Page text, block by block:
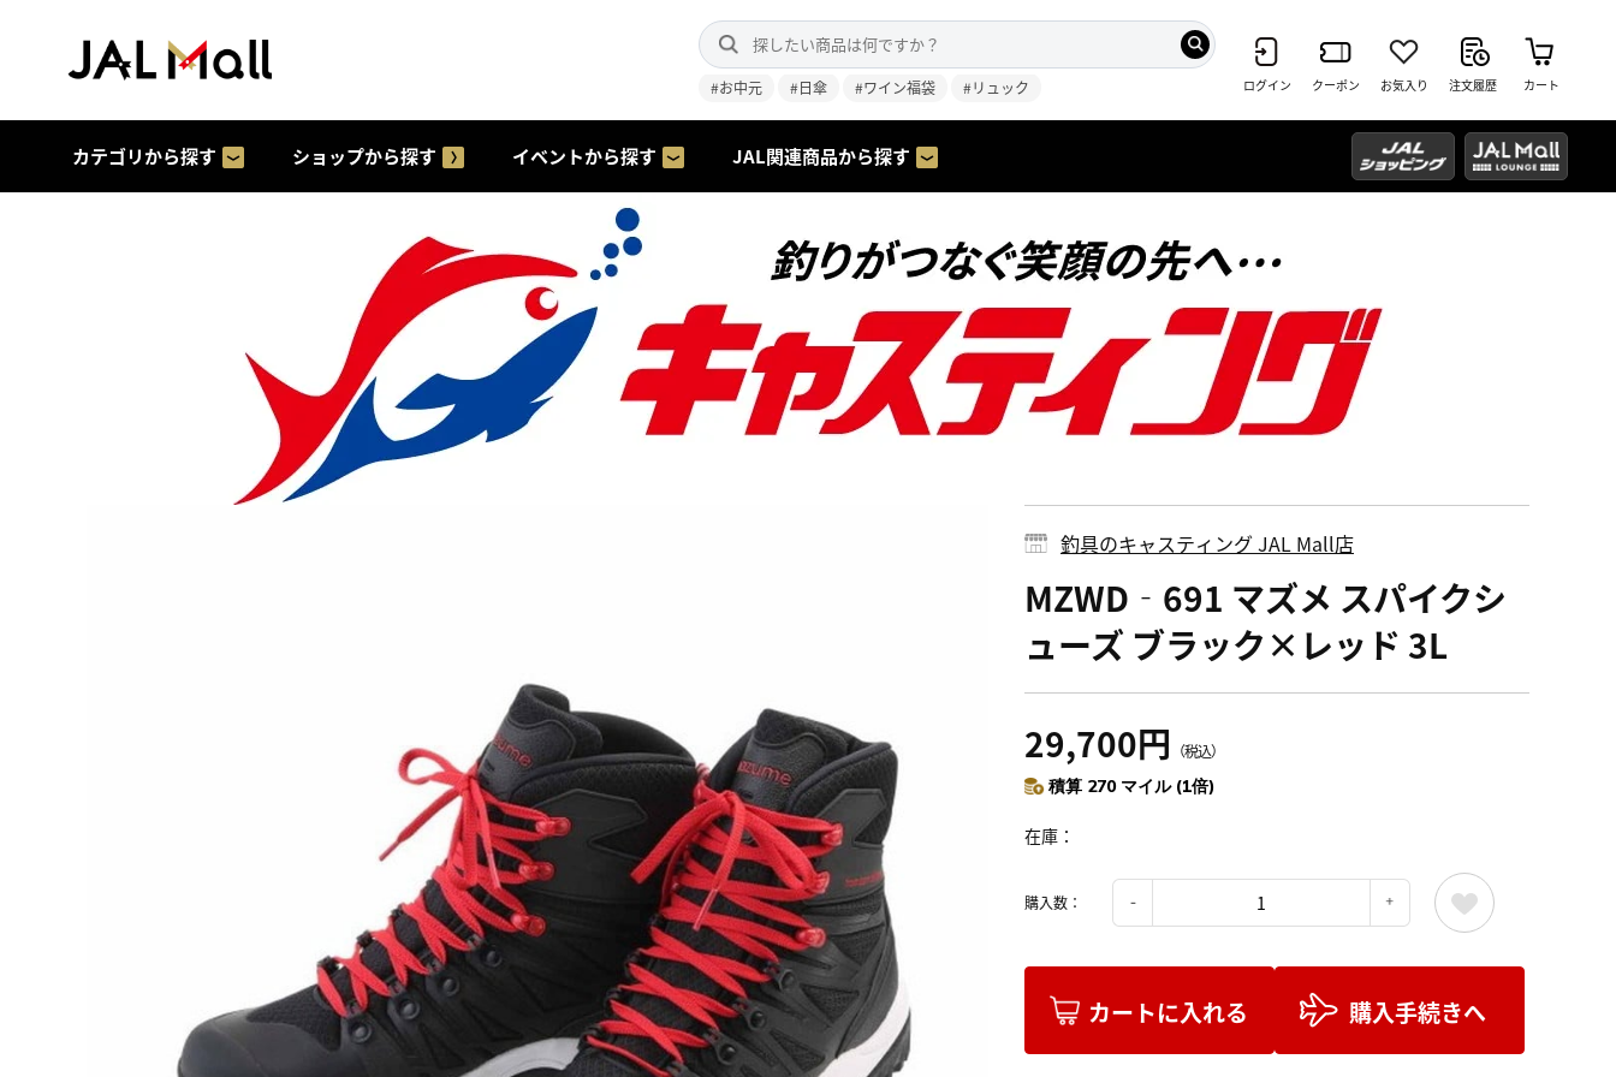
#お中元 #日傘 #ワイン福袋 #リュック ログイン クーポン お気入り 注文履歴 カート
カテゴリから探す ショップから探す イベントから探す JAL関連商品から探す
釣具のキャスティング JAL Mall店
MZWD‐691 マズメ スパイクシ
ューズ ブラック×レッド 3L
29,700円 （税込）
積算 270 マイル (1倍)
在庫
購入数：
カートに入れる 購入手続きへ